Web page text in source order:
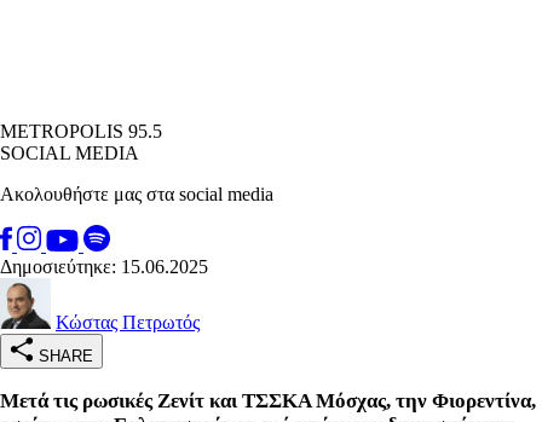
METROPOLIS 95.5
SOCIAL MEDIA
Ακολουθήστε μας στα social media
Δημοσιεύτηκε: 15.06.2025
Κώστας Πετρωτός
SHARE
Μετά τις ρωσικές Ζενίτ και ΤΣΣΚΑ Μόσχας, την Φιορεντίνα,